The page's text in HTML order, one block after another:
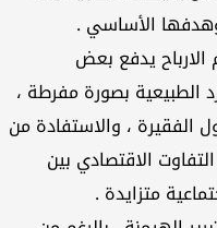
وهدفها الأساسي .
يدفع بعض
الطبيعية بصورة مفرطة ،
الفقيرة ، والاستفادة من
الاقتصادي بين
متزايدة .